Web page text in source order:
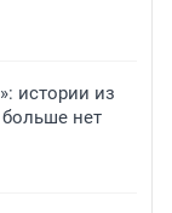
истории из
больше нет